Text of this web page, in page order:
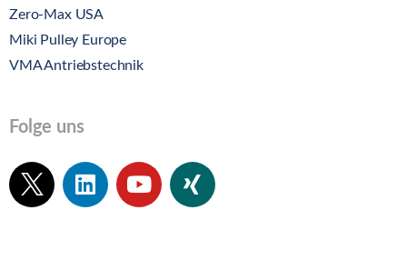
Zero-Max USA
Miki Pulley Europe
VMA Antriebstechnik
Folge uns